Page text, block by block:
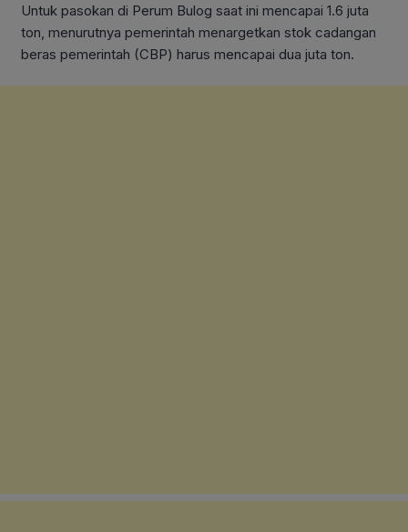
Untuk pasokan di Perum Bulog saat ini mencapai 1.6 juta
ton, menurutnya pemerintah menargetkan stok cadangan
beras pemerintah (CBP) harus mencapai dua juta ton.